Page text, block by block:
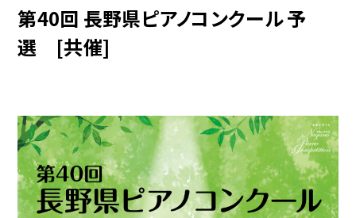
第40回 長野県ピアノコンクール 予
選 [共催]